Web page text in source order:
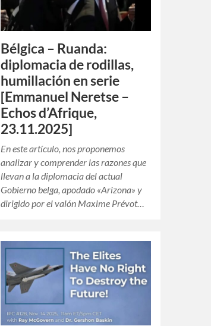
Bélgica – Ruanda:
diplomacia de rodillas,
humillación en serie
[Emmanuel Neretse –
Echos d’Afrique,
23.11.2025]
En este artículo, nos proponemos
analizar y comprender las razones que
llevan a la diplomacia del actual
Gobierno belga, apodado «Arizona» y
dirigido por el valón Maxime Prévot…